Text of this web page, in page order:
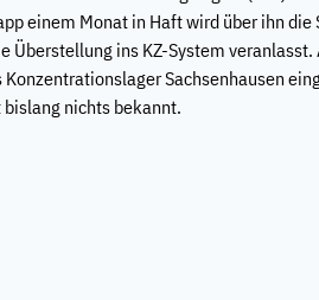
einem Monat in Haft wird über ihn die
Überstellung ins KZ-System
Sachsenhausen
nichts bekannt.